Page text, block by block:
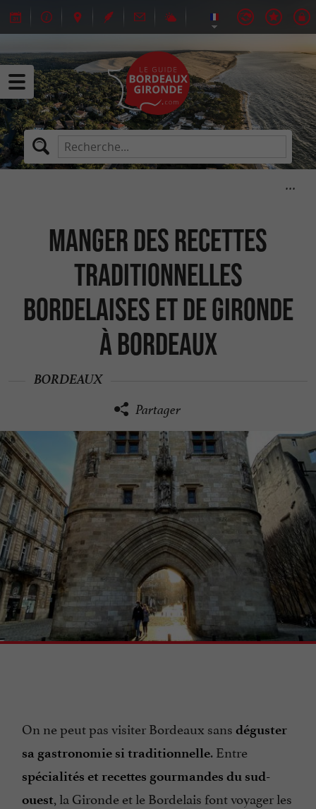
Manger des recettes
traditionnelles
Bordelaises et de Gironde
à Bordeaux
BORDEAUX
Partager
On ne peut pas visiter Bordeaux sans déguster
sa gastronomie si traditionnelle. Entre
spécialités et recettes gourmandes du sud-
ouest, la Gironde et le Bordelais font voyager les